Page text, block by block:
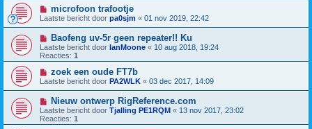
microfoon trafootje
Laatste bericht door pa0sjm « 01 nov 2019, 22:42
Baofeng uv-5r geen repeater!! Ku
Laatste bericht door IanMoone « 10 aug 2018, 19:24
Reacties: 1
zoek een oude FT7b
Laatste bericht door PA2WLK « 03 dec 2017, 14:09
Nieuw ontwerp RigReference.com
Laatste bericht door Tjalling PE1RQM « 13 nov 2017, 23:02
Reacties: 1